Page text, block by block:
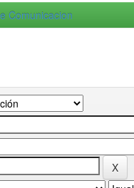
Comunicacion